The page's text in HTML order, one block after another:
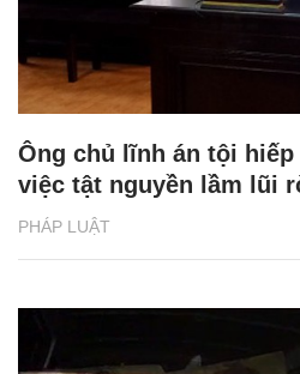
PHÁP LUẬT
Ông chủ lĩnh án tội
việc tật nguyền lầm lũi